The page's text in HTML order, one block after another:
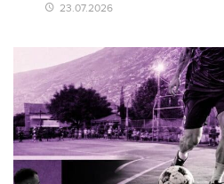
23.07.2026